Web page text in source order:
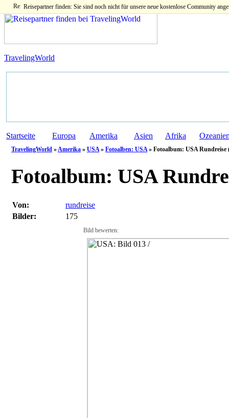
Reisepartner finden: Sie sind noch nicht für unsere neue kostenlose Community
TravelingWorld
Startseite Europa Amerika Asien Afrika
TravelingWorld »Amerika » USA» Fotoalben: USA» Fotoalbum: USA Rundreise
Fotoalbum: USA
Von:
rundreise
Bilder:
175
Bild bewerten: